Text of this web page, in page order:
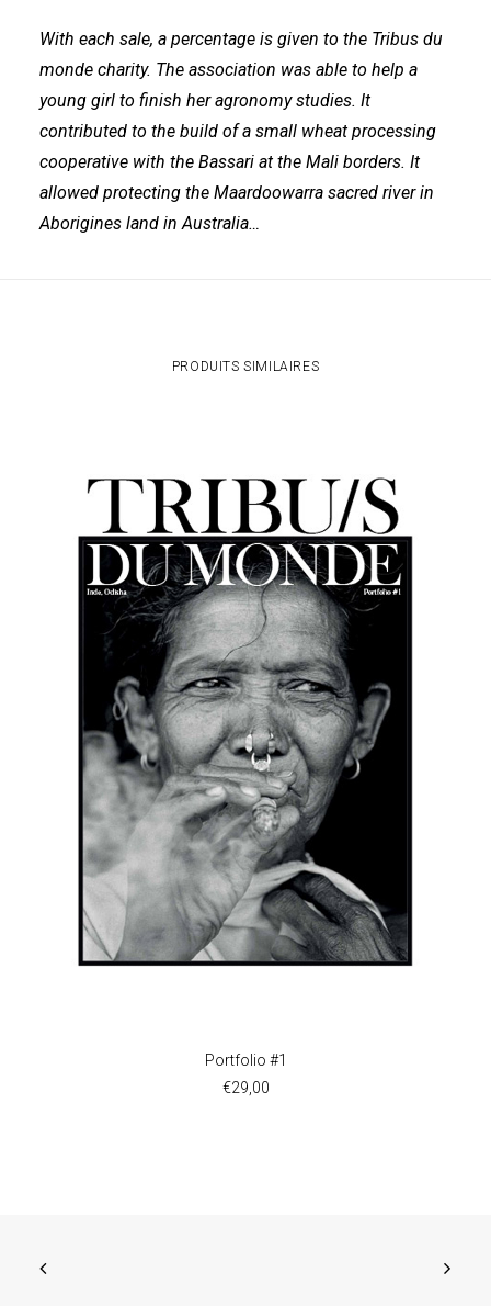
With each sale, a percentage is given to the Tribus du
monde charity. The association was able to help a
young girl to finish her agronomy studies. It
contributed to the build of a small wheat processing
cooperative with the Bassari at the Mali borders. It
allowed protecting the Maardoowarra sacred river in
Aborigines land in Australia…
PRODUITS SIMILAIRES
AJOUTER AU PANIER
Portfolio #1
€29,00